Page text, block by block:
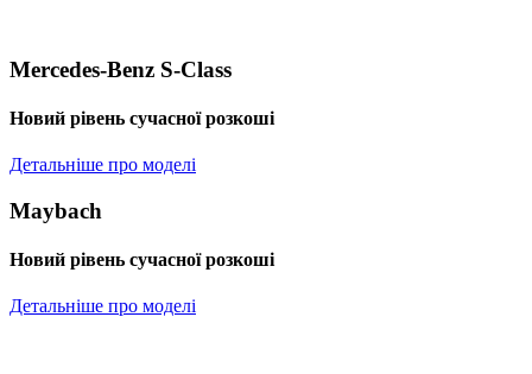
Mercedes-Benz S-Class
Новий рівень сучасної розкоші
Детальніше про моделі
Maybach
Новий рівень сучасної розкоші
Детальніше про моделі